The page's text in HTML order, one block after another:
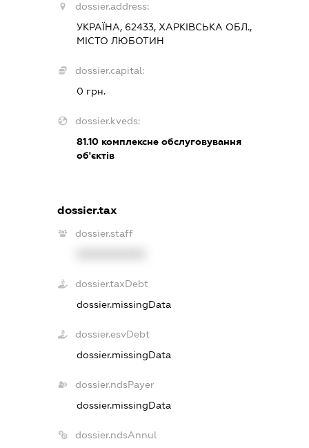
dossier.address:
УКРАЇНА, 62433, ХАРКІВСЬКА ОБЛ.,
МІСТО ЛЮБОТИН
dossier.capital:
0 грн.
dossier.kveds:
81.10комплексне обслуговування
об'єктів
dossier.tax
dossier.staff
dossier.taxDebt
dossier.missingData
dossier.esvDebt
dossier.missingData
dossier.ndsPayer
dossier.missingData
dossier.ndsAnnul